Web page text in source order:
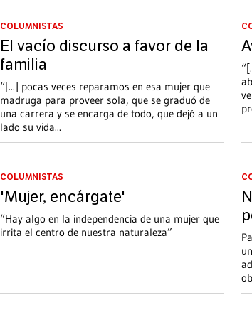
COLUMNISTAS
El vacío discurso a favor de la
familia
“[...] pocas veces reparamos en esa mujer que
madruga para proveer sola, que se graduó de
una carrera y se encarga de todo, que dejó a un
lado su vida...
COLUMNISTAS
'Mujer, encárgate'
“Hay algo en la independencia de una mujer que
irrita el centro de nuestra naturaleza”